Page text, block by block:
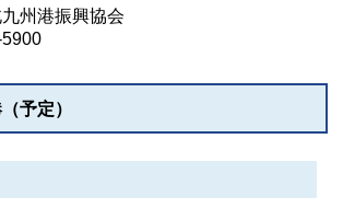
州港振興協会
予定）